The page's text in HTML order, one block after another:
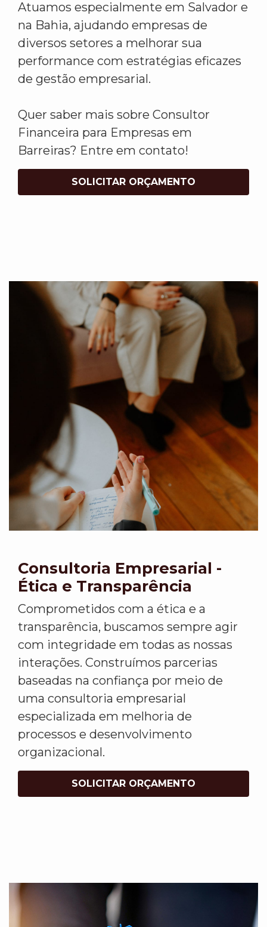
Atuamos especialmente em Salvador e
na Bahia, ajudando empresas de
diversos setores a melhorar sua
performance com estratégias eficazes
de gestão empresarial.
Quer saber mais sobre Consultor
Financeira para Empresas em
Barreiras? Entre em contato!
SOLICITAR ORÇAMENTO
Consultoria Empresarial -
Ética e Transparência
Comprometidos com a ética e a
transparência, buscamos sempre agir
com integridade em todas as nossas
interações. Construímos parcerias
baseadas na confiança por meio de
uma consultoria empresarial
especializada em melhoria de
processos e desenvolvimento
organizacional.
SOLICITAR ORÇAMENTO